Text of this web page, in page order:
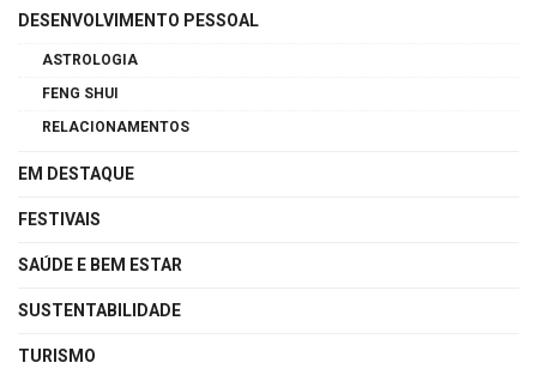
DESENVOLVIMENTO PESSOAL
ASTROLOGIA
FENG SHUI
RELACIONAMENTOS
EM DESTAQUE
FESTIVAIS
SAÚDE E BEM ESTAR
SUSTENTABILIDADE
TURISMO